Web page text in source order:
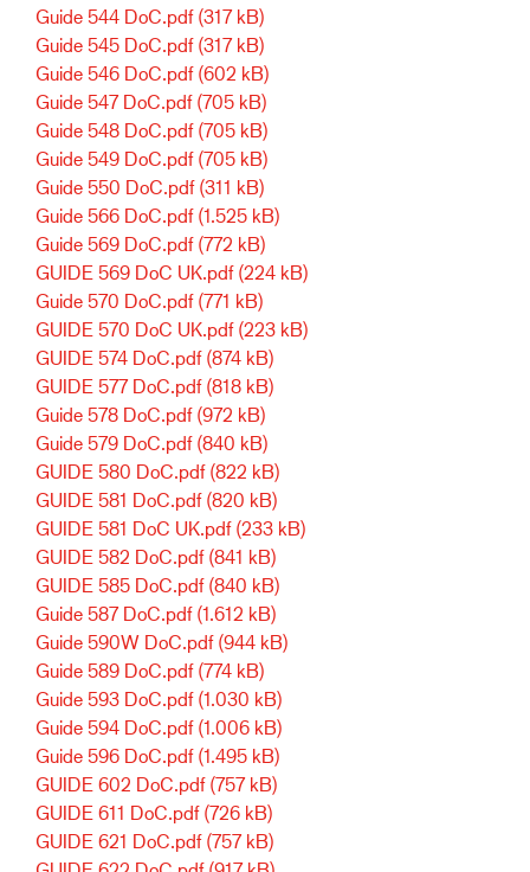
Guide 544 DoC.pdf (317 kB)
Guide 545 DoC.pdf (317 kB)
Guide 546 DoC.pdf (602 kB)
Guide 547 DoC.pdf (705 kB)
Guide 548 DoC.pdf (705 kB)
Guide 549 DoC.pdf (705 kB)
Guide 550 DoC.pdf (311 kB)
Guide 566 DoC.pdf (1.525 kB)
Guide 569 DoC.pdf (772 kB)
GUIDE 569 DoC UK.pdf (224 kB)
Guide 570 DoC.pdf (771 kB)
GUIDE 570 DoC UK.pdf (223 kB)
GUIDE 574 DoC.pdf (874 kB)
GUIDE 577 DoC.pdf (818 kB)
Guide 578 DoC.pdf (972 kB)
Guide 579 DoC.pdf (840 kB)
GUIDE 580 DoC.pdf (822 kB)
GUIDE 581 DoC.pdf (820 kB)
GUIDE 581 DoC UK.pdf (233 kB)
GUIDE 582 DoC.pdf (841 kB)
GUIDE 585 DoC.pdf (840 kB)
Guide 587 DoC.pdf (1.612 kB)
Guide 590W DoC.pdf (944 kB)
Guide 589 DoC.pdf (774 kB)
Guide 593 DoC.pdf (1.030 kB)
Guide 594 DoC.pdf (1.006 kB)
Guide 596 DoC.pdf (1.495 kB)
GUIDE 602 DoC.pdf (757 kB)
GUIDE 611 DoC.pdf (726 kB)
GUIDE 621 DoC.pdf (757 kB)